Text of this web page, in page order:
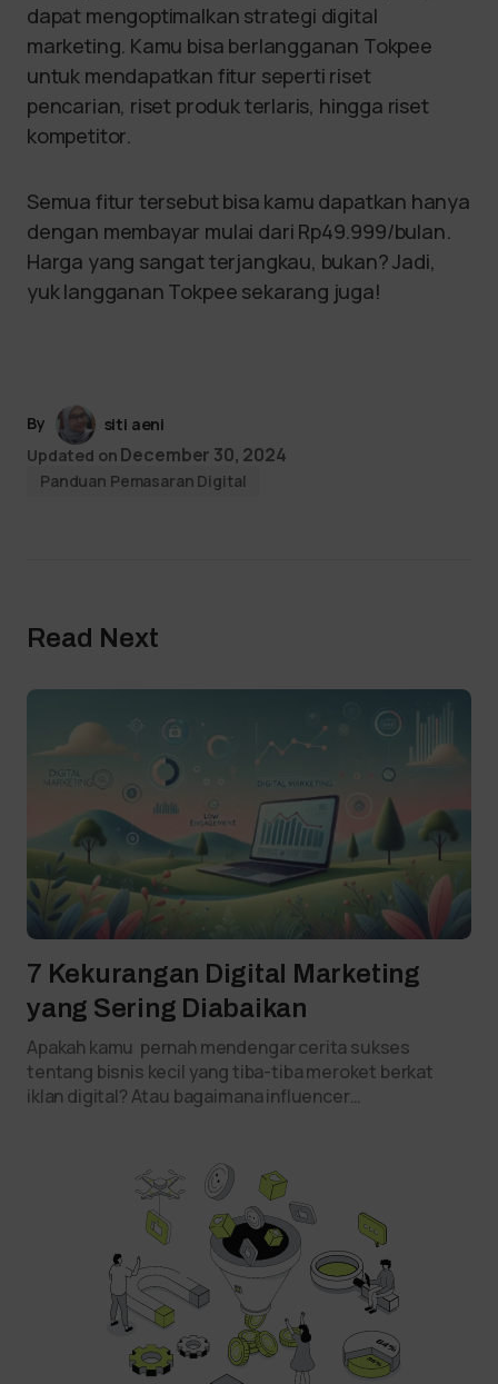
dapat mengoptimalkan strategi digital
marketing. Kamu bisa berlangganan Tokpee
untuk mendapatkan fitur seperti riset
pencarian, riset produk terlaris, hingga riset
kompetitor.
Semua fitur tersebut bisa kamu dapatkan hanya
dengan membayar mulai dari Rp49.999/bulan.
Harga yang sangat terjangkau, bukan? Jadi,
yuk langganan Tokpee sekarang juga!
By
siti aeni
Updated on December 30, 2024
Panduan Pemasaran Digital
Read Next
7 Kekurangan Digital Marketing
yang Sering Diabaikan
Apakah kamu pernah mendengar cerita sukses
tentang bisnis kecil yang tiba-tiba meroket berkat
iklan digital? Atau bagaimana influencer…